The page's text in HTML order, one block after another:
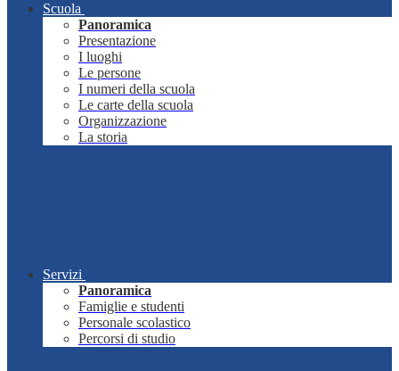
Scuola
Panoramica
Presentazione
I luoghi
Le persone
I numeri della scuola
Le carte della scuola
Organizzazione
La storia
Servizi
Panoramica
Famiglie e studenti
Personale scolastico
Percorsi di studio